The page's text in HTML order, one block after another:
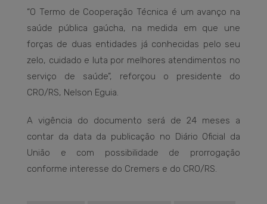
“O Termo de Cooperação Técnica é um avanço na
saúde pública gaúcha, na medida em que une
forças de duas entidades já conhecidas pelo seu
zelo, cuidado e luta por melhores atendimentos no
serviço de saúde”, reforçou o presidente do
CRO/RS, Nelson Eguia.
A vigência do documento será de 24 meses a
contar da data da publicação no Diário Oficial da
União e com possibilidade de prorrogação
conforme interesse do Cremers e do CRO/RS.